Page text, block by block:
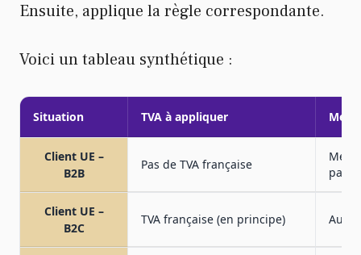
Ensuite, applique la règle correspondante.
Voici un tableau synthétique :
Situation TVA à appliquer
Client UE –
B2B
Pas de TVA française
Client UE –
B2C
TVA française (en principe)